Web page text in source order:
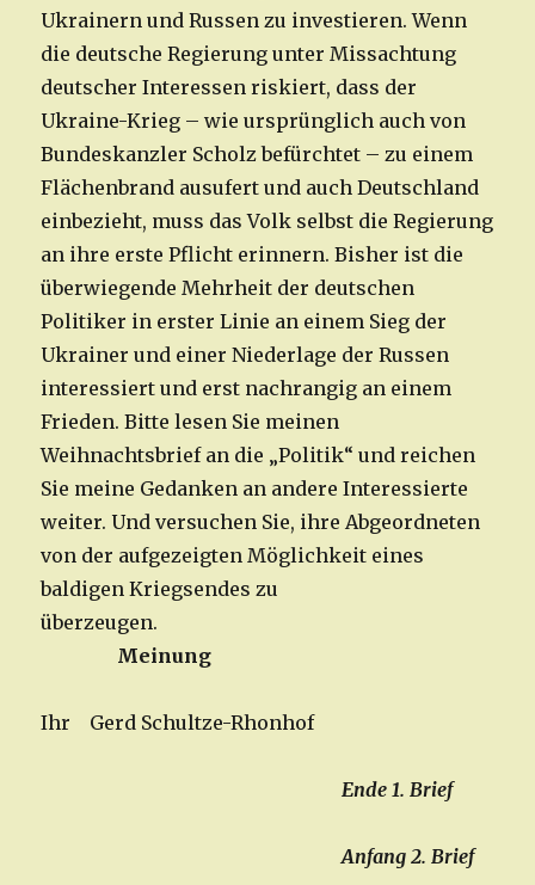
Ukrainern und Russen zu investieren. Wenn
die deutsche Regierung unter Missachtung
deutscher Interessen riskiert, dass der
Ukraine-Krieg – wie ursprünglich auch von
Bundeskanzler Scholz befürchtet – zu einem
Flächenbrand ausufert und auch Deutschland
einbezieht, muss das Volk selbst die Regierung
an ihre erste Pflicht erinnern. Bisher ist die
überwiegende Mehrheit der deutschen
Politiker in erster Linie an einem Sieg der
Ukrainer und einer Niederlage der Russen
interessiert und erst nachrangig an einem
Frieden. Bitte lesen Sie meinen
Weihnachtsbrief an die „Politik“ und reichen
Sie meine Gedanken an andere Interessierte
weiter. Und versuchen Sie, ihre Abgeordneten
von der aufgezeigten Möglichkeit eines
baldigen Kriegsendes zu
überzeugen.
Meinung
Ihr Gerd Schultze-Rhonhof
Ende 1. Brief
Anfang 2. Brief